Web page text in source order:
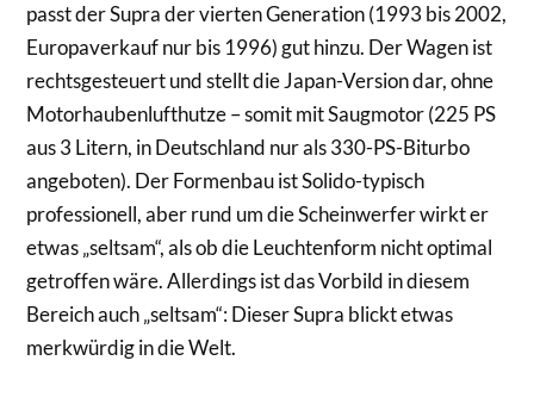
passt der Supra der vierten Generation (1993 bis 2002,
Europaverkauf nur bis 1996) gut hinzu. Der Wagen ist
rechtsgesteuert und stellt die Japan-Version dar, ohne
Motorhaubenlufthutze – somit mit Saugmotor (225 PS
aus 3 Litern, in Deutschland nur als 330-PS-Biturbo
angeboten). Der Formenbau ist Solido-typisch
professionell, aber rund um die Scheinwerfer wirkt er
etwas „seltsam“, als ob die Leuchtenform nicht optimal
getroffen wäre. Allerdings ist das Vorbild in diesem
Bereich auch „seltsam“: Dieser Supra blickt etwas
merkwürdig in die Welt.